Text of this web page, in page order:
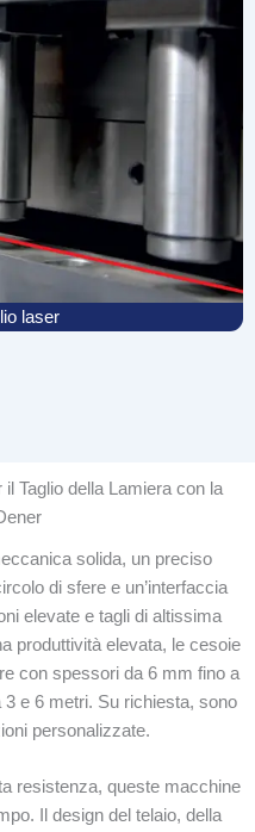
laser
Taglio della Lamiera con la
solida, un preciso
di sfere e un’interfaccia
elevate e tagli di altissima
produttività elevata, le cesoie
con spessori da 6 mm fino a
e 6 metri. Su richiesta, sono
personalizzate.
resistenza, queste macchine
Il design del telaio, della